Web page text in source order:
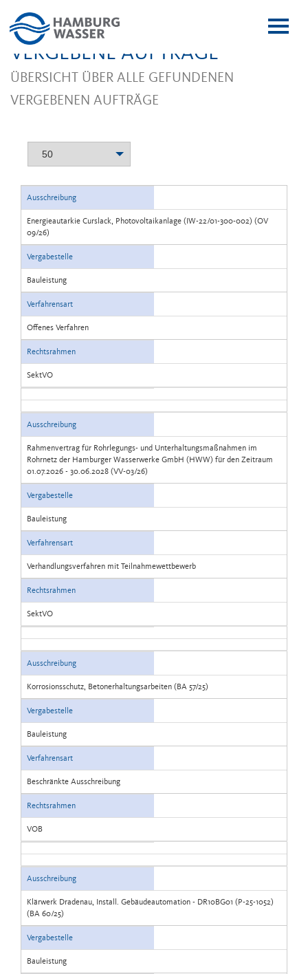
VERGEBENE AUFTRÄGE
ÜBERSICHT ÜBER ALLE GEFUNDENEN
VERGEBENEN AUFTRÄGE
50
Ausschreibung
Energieautarkie Curslack, Photovoltaikanlage (IW-22/01-300-002) (OV
09/26)
Vergabestelle
Bauleistung
Verfahrensart
Offenes Verfahren
Rechtsrahmen
SektVO
Ausschreibung
Rahmenvertrag für Rohrlegungs- und Unterhaltungsmaßnahmen im
Rohrnetz der Hamburger Wasserwerke GmbH (HWW) für den Zeitraum
01.07.2026 - 30.06.2028 (VV-03/26)
Vergabestelle
Bauleistung
Verfahrensart
Verhandlungsverfahren mit Teilnahmewettbewerb
Rechtsrahmen
SektVO
Ausschreibung
Korrosionsschutz, Betonerhaltungsarbeiten (BA 57/25)
Vergabestelle
Bauleistung
Verfahrensart
Beschränkte Ausschreibung
Rechtsrahmen
VOB
Ausschreibung
Klärwerk Dradenau, Install. Gebäudeautomation - DR10BG01 (P-25-1052)
(BA 60/25)
Vergabestelle
Bauleistung